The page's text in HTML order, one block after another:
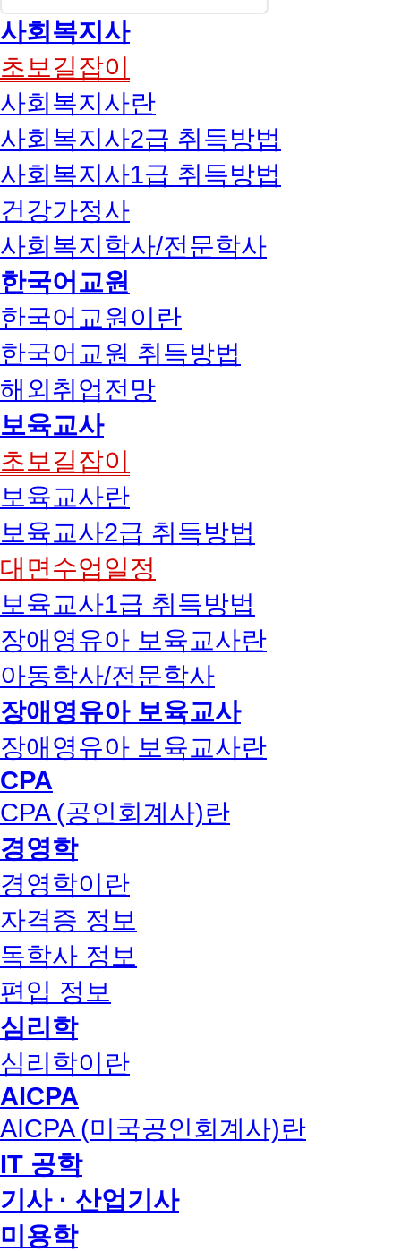
사회복지사
초보길잡이
사회복지사란
사회복지사2급 취득방법
사회복지사1급 취득방법
건강가정사
사회복지학사/전문학사
한국어교원
한국어교원이란
한국어교원 취득방법
해외취업전망
보육교사
초보길잡이
보육교사란
보육교사2급 취득방법
대면수업일정
보육교사1급 취득방법
장애영유아 보육교사란
아동학사/전문학사
장애영유아 보육교사
장애영유아 보육교사란
CPA
CPA (공인회계사)란
경영학
경영학이란
자격증 정보
독학사 정보
편입 정보
심리학
심리학이란
AICPA
AICPA (미국공인회계사)란
IT 공학
기사 · 산업기사
미용학